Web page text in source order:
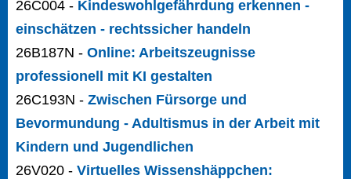
26C004 - Kindeswohlgefährdung erkennen -
einschätzen - rechtssicher handeln
26B187N - Online: Arbeitszeugnisse
professionell mit KI gestalten
26C193N - Zwischen Fürsorge und
Bevormundung - Adultismus in der Arbeit mit
Kindern und Jugendlichen
26V020 - Virtuelles Wissenshäppchen: